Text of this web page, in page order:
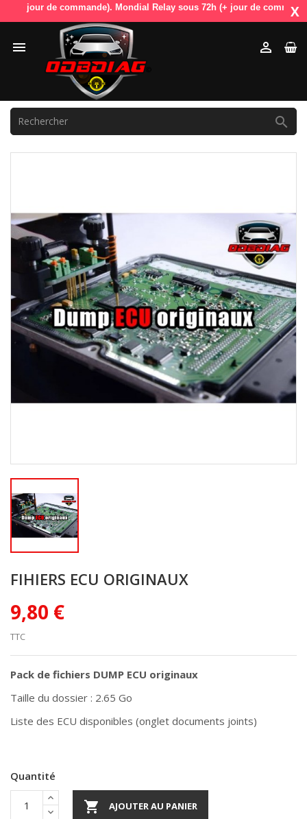
jour de commande). Mondial Relay sous 72h (+ jour de X
 

FIHIERS ECU ORIGINAUX
9,80 €
TTC
Pack de fichiers DUMP ECU originaux
Taille du dossier : 2.65 Go
Liste des ECU disponibles (onglet documents joints)
Quantité
 AJOUTER AU PANIER